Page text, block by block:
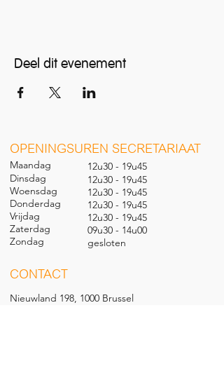
Deel dit evenement
OPENINGSUREN SECRETARIAAT
Maandag
Dinsdag
Woensdag
Donderdag
Vrijdag
Zaterdag
Zondag
12u30 - 19u45
12u30 - 19u45
12u30 - 19u45
12u30 - 19u45
12u30 - 19u45
09u30 - 14u00
gesloten
CONTACT
Nieuwland 198, 1000 Brussel